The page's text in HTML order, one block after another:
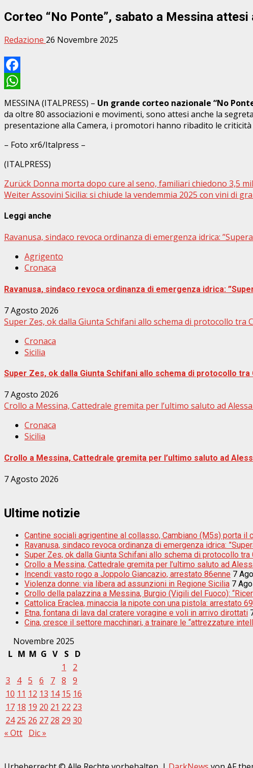
Corteo “No Ponte”, sabato a Messina attesi
Redazione 26 Novembre 2025
Facebook
WhatsApp
MESSINA (ITALPRESS) – Un grande corteo nazionale “No
da oltre 80 associazioni e movimenti, sono attesi anche la
presentazione alla Camera, i promotori hanno ribadito le
– Foto xr6/Italpress –
(ITALPRESS)
Beitragsnavigation
Zurück Donna morta dopo cure al seno, familiari chiedono 3,5
WeiterAssovini Sicilia: si chiude la vendemmia 2025 con vini di
Leggi anche
Ravanusa, sindaco revoca ordinanza di emergenza idrica:
Agrigento
Cronaca
Ravanusa, sindaco revoca ordinanza di emergenza idrica:
7 Agosto 2026
Super Zes, ok dalla Giunta Schifani allo schema di protocollo tra
Cronaca
Sicilia
Super Zes, ok dalla Giunta Schifani allo schema di protocollo
7 Agosto 2026
Crollo a Messina, Cattedrale gremita per l’ultimo saluto ad
Cronaca
Sicilia
Crollo a Messina, Cattedrale gremita per l’ultimo saluto ad
7 Agosto 2026
Ultime notizie
Cantine sociali agrigentine al collasso, Cambiano (M5s) porta il
Ravanusa, sindaco revoca ordinanza di emergenza idrica:
Super Zes, ok dalla Giunta Schifani allo schema di protocollo
Crollo a Messina, Cattedrale gremita per l’ultimo saluto ad
Incendi: vasto rogo a Joppolo Giancazio, arrestato 86enne 7
Violenza donne: via libera ad assunzioni in Regione Sicilia 7
Crollo della palazzina a Messina, Burgio (Vigili del Fuoco):
Cattolica Eraclea, minaccia la nipote con una pistola: arrestato
Etna, fontana di lava dal cratere voragine e voli in arrivo dirottati
Cina, cresce il settore macchinari, a trainare le “attrezzature
Novembre 2025
L M M G V S
D
1
2
3
4 5 6 7 8
9
10 11 12 13 14 15 16
17 18 19 20 21 22 23
24 25 26 27 28 29 30
« Ott Dic »